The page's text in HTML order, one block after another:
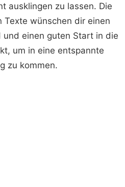
ausklingen zu lassen. Die
Texte wünschen dir einen
und einen guten Start in die
um in eine entspannte
zu kommen.